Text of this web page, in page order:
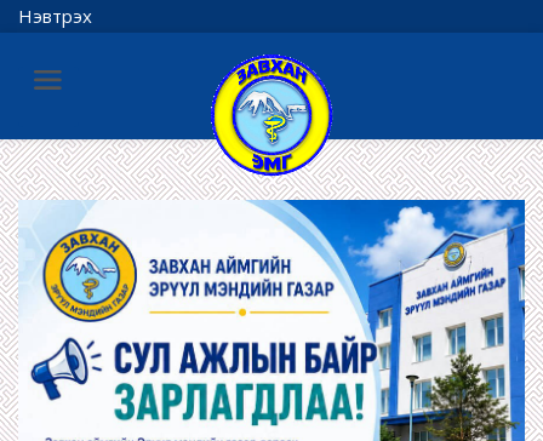
Нэвтрэх